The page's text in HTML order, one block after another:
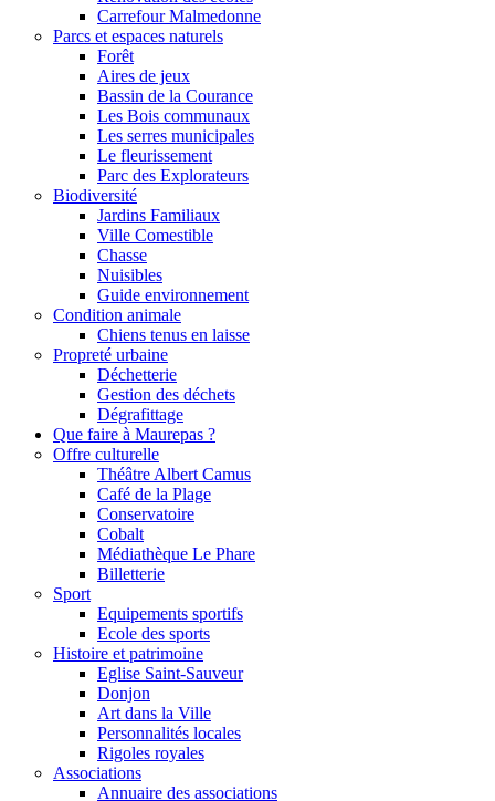
Carrefour Malmedonne
Parcs et espaces naturels
Forêt
Aires de jeux
Bassin de la Courance
Les Bois communaux
Les serres municipales
Le fleurissement
Parc des Explorateurs
Biodiversité
Jardins Familiaux
Ville Comestible
Chasse
Nuisibles
Guide environnement
Condition animale
Chiens tenus en laisse
Propreté urbaine
Déchetterie
Gestion des déchets
Dégrafittage
Que faire à Maurepas ?
Offre culturelle
Théâtre Albert Camus
Café de la Plage
Conservatoire
Cobalt
Médiathèque Le Phare
Billetterie
Sport
Equipements sportifs
Ecole des sports
Histoire et patrimoine
Eglise Saint-Sauveur
Donjon
Art dans la Ville
Personnalités locales
Rigoles royales
Associations
Annuaire des associations